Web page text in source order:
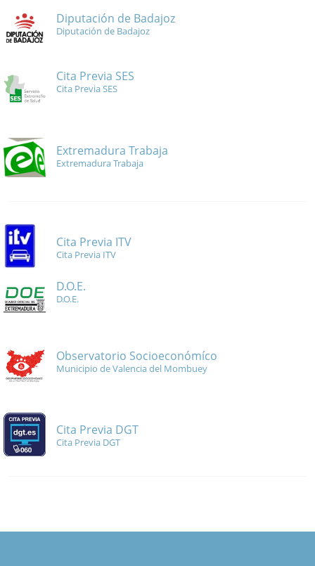
Diputación de Badajoz
Diputación de Badajoz
Cita Previa SES
Cita Previa SES
Extremadura Trabaja
Extremadura Trabaja
Cita Previa ITV
Cita Previa ITV
D.O.E.
D.O.E.
Observatorio Socioeconómíco
Municipio de Valencia del Mombuey
Cita Previa DGT
Cita Previa DGT